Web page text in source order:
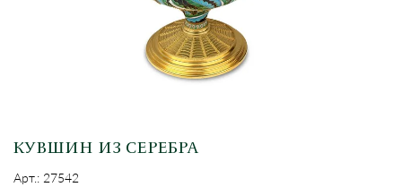
КУВШИН ИЗ СЕРЕБРА
Арт.: 27542